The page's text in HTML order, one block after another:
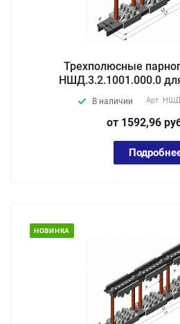
Трехполюсные
НШД.3.2.1001.000.0
В наличии Арт.
от 1592,96
НОВИНКА